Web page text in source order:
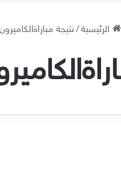
الرئيسية / نتيجة